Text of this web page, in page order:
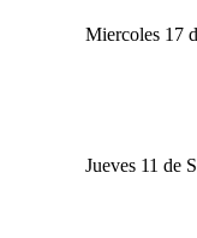
Miercoles 17
Jueves 11 de